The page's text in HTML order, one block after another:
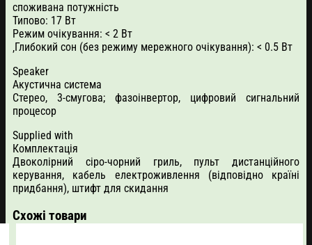
споживана потужність
Типово: 17 Вт
Режим очікування: < 2 Вт
‚Глибокий сон (без режиму мережного очікування): < 0.5 Вт
Speaker
Акустична система
Стерео, 3-смугова; фазоінвертор, цифровий сигнальний
процесор
Supplied with
Комплектація
Двоколірний сіро-чорний гриль, пульт дистанційного
керування, кабель електроживлення (відповідно країні
придбання), штифт для скидання
Схожі товари